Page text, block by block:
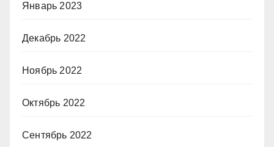
Январь 2023
Декабрь 2022
Ноябрь 2022
Октябрь 2022
Сентябрь 2022